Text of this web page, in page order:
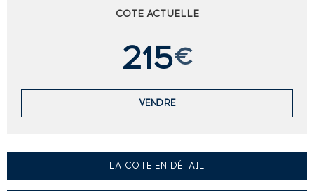
COTE ACTUELLE
215€
VENDRE
LA COTE EN DÉTAIL